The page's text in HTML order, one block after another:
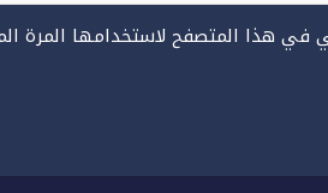
في هذا المتصفح لاستخدامها المرة